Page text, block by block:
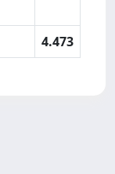
4.473